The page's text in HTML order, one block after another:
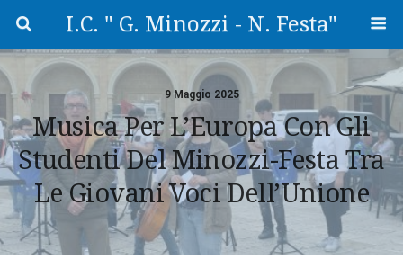
I.C. " G. Minozzi - N. Festa"
9 Maggio 2025
Musica Per L’Europa Con Gli
Studenti Del Minozzi-Festa Tra
Le Giovani Voci Dell’Unione